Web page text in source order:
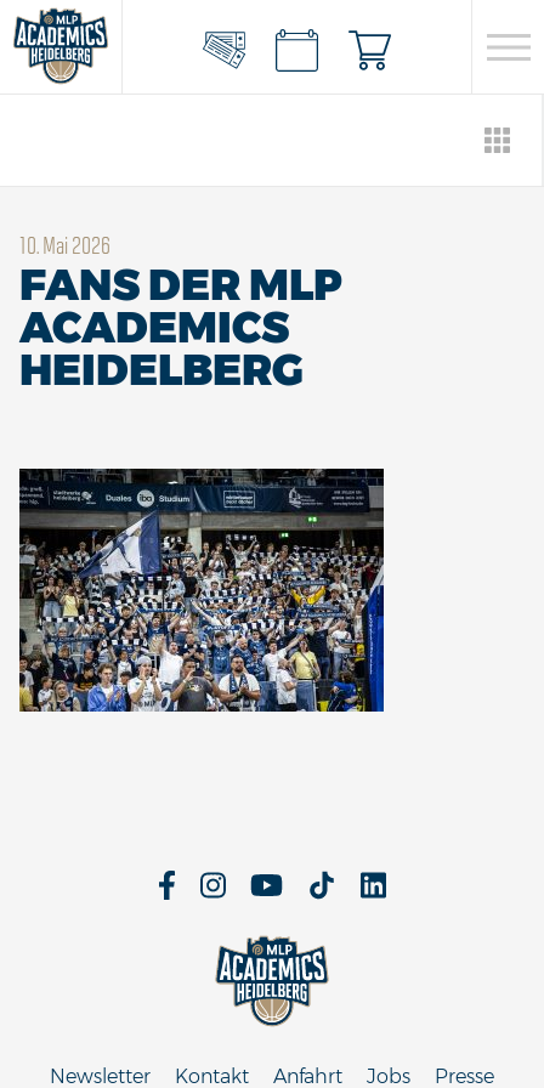
10. Mai 2026
FANS DER MLP
ACADEMICS
HEIDELBERG
Newsletter Kontakt Anfahrt Jobs Presse